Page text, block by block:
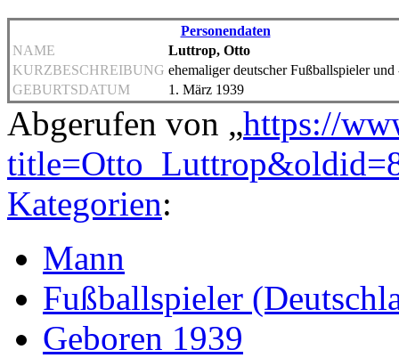
Personendaten
NAME
Luttrop, Otto
KURZBESCHREIBUNG ehemaliger deutscher Fußballspieler und
GEBURTSDATUM
1. März 1939
Abgerufen von „https://
Kategorien:
Mann
Fußballspieler
Geboren 1939